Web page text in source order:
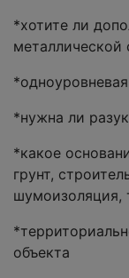
*хотите ли
металлической
*нужна ли
*какое
грунт,
шумоизоляция,
объекта